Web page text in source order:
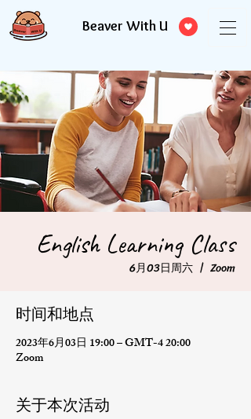
Beaver With U
English Learning Class
6月03日周六
  |
Zoom
时间和地点
2023年6月03日 19:00 – GMT-4 20:00
Zoom
关于本次活动